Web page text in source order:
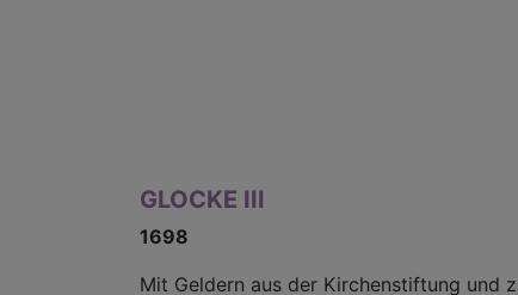
GLOCKE III
1698
Mit Geldern aus der Kirchenstiftung und